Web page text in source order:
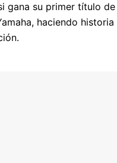
gana su primer título de
haciendo historia